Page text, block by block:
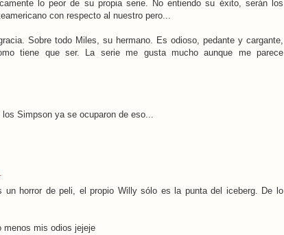
lo peor de su propia serie. No entiendo su éxito, serán los
con respecto al nuestro pero...
Sobre todo Miles, su hermano. Es odioso, pedante y cargante,
tiene que ser. La serie me gusta mucho aunque me parece
Simpson ya se ocuparon de eso...
un horror de peli, el propio Willy sólo es la punta del iceberg. De lo
menos mis odios jejeje